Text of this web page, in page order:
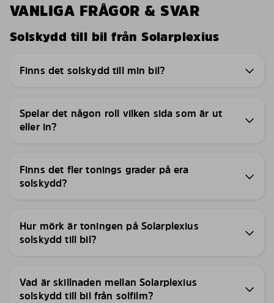
VANLIGA FRÅGOR & SVAR
Solskydd till bil från Solarplexius
Finns det solskydd till min bil?
Spelar det någon roll vilken sida som är ut
eller in?
Finns det fler tonings grader på era
solskydd?
Hur mörk är toningen på Solarplexius
solskydd till bil?
Vad är skillnaden mellan Solarplexius
solskydd till bil från solfilm?